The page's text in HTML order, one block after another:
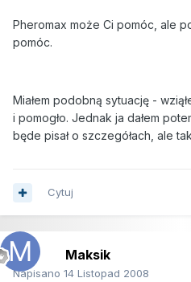
Pheromax może Ci pomóc, ale
pomóc.
Miałem podobną sytuację -
i pomogło. Jednak ja dałem
będe pisał o szczegółach, ale
Cytuj
Maksik
Napisano 14 Listopad 2008